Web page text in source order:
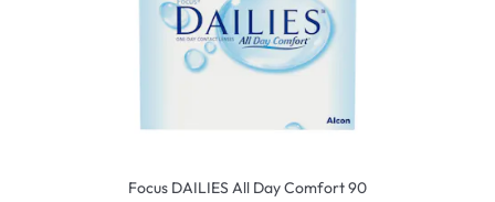
Focus DAILIES All Day Comfort 90